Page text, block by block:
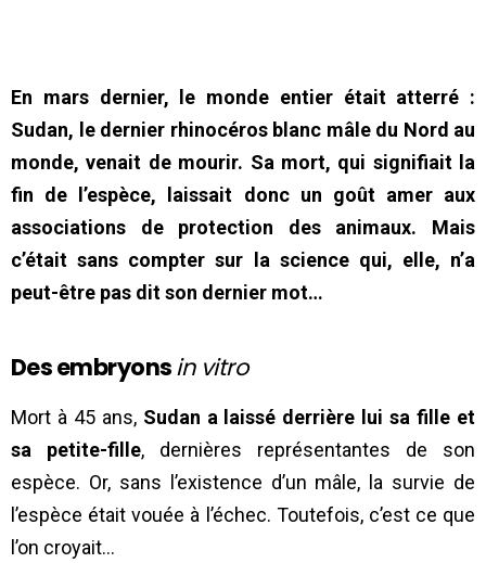
En mars dernier, le monde entier était atterré :
Sudan, le dernier rhinocéros blanc mâle du Nord au
monde, venait de mourir. Sa mort, qui signifiait la
fin de l’espèce, laissait donc un goût amer aux
associations de protection des animaux. Mais
c’était sans compter sur la science qui, elle, n’a
peut-être pas dit son dernier mot…
Des embryonsin vitro
Mort à 45 ans, Sudan a laissé derrière lui sa fille et
sa petite-fille, dernières représentantes de son
espèce. Or, sans l’existence d’un mâle, la survie de
l’espèce était vouée à l’échec. Toutefois, c’est ce que
l’on croyait…